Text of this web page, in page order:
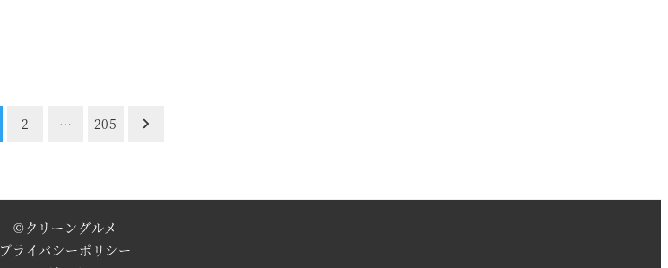
2 … 205
©クリーングルメ
プライバシーポリシー